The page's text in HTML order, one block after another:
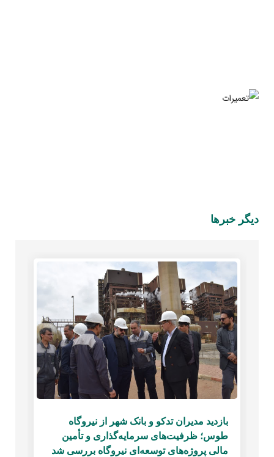
دیگر خبرها
بازدید مدیران تدکو و بانک شهر از نیروگاه
طوس؛ ظرفیت‌های سرمایه‌گذاری و تأمین
مالی پروژه‌های توسعه‌ای نیروگاه بررسی شد